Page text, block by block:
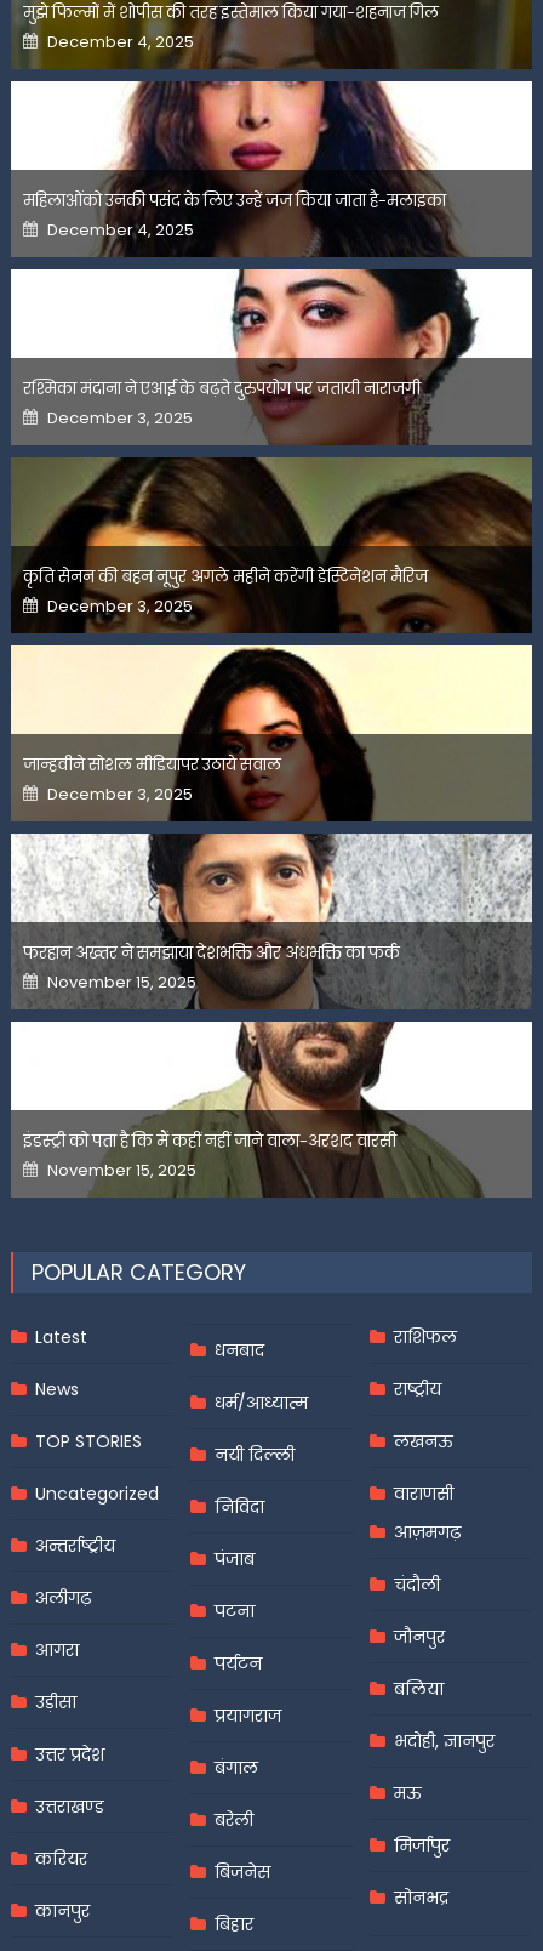
मुझे फिल्मों में शोपीस की तरह इस्तेमाल किया गया-शहनाज गिल
Posted
on
December 4, 2025
महिलाओंको उनकी पसंद के लिए उन्हें जज किया जाता है-मलाइका
Posted
on
December 4, 2025
रश्मिका मंदाना ने एआई के बढ़ते दुरुपयोग पर जतायी नाराजगी
Posted
on
December 3, 2025
कृति सेनन की बहन नूपुर अगले महीने करेंगी डेस्टिनेशन मैरिज
Posted
on
December 3, 2025
जान्हवीने सोशल मीडियापर उठाये सवाल
Posted
on
December 3, 2025
फरहान अख्तर ने समझाया देशभक्ति और अंधभक्ति का फर्क
Posted
on
November 15, 2025
इंडस्ट्री को पता है कि मैं कहीं नहीं जाने वाला-अरशद वारसी
Posted
on
November 15, 2025
POPULAR CATEGORY
Latest
News
TOP STORIES
Uncategorized
अन्तर्राष्ट्रीय
अलीगढ़
आगरा
उड़ीसा
उत्तर प्रदेश
उत्तराखण्ड
करियर
कानपुर
धनबाद
धर्म/आध्यात्म
नयी दिल्ली
निविदा
पंजाब
पटना
पर्यटन
प्रयागराज
बंगाल
बरेली
बिजनेस
बिहार
राशिफल
राष्ट्रीय
लखनऊ
वाराणसी
आज़मगढ़
चंदौली
जौनपुर
बलिया
भदोही, ज्ञानपुर
मऊ
मिर्जापुर
सोनभद्र